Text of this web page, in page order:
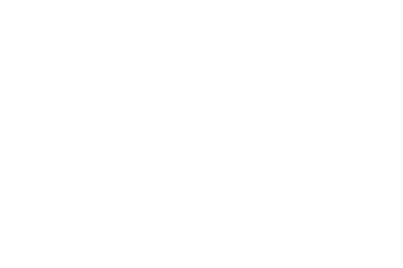
意，在屠刀落
终前与遗憾和解的“无用之人”；共享同一具躯体
控、无DNA鉴定技术的支持下，通过摸排、勘查等传统刑侦